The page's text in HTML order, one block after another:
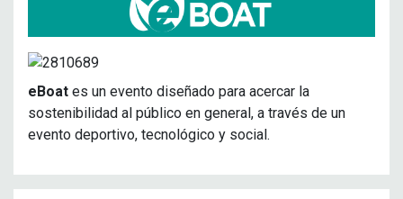
eBoat es un evento diseñado para acercar la
sostenibilidad al público en general, a través de un
evento deportivo, tecnológico y social.